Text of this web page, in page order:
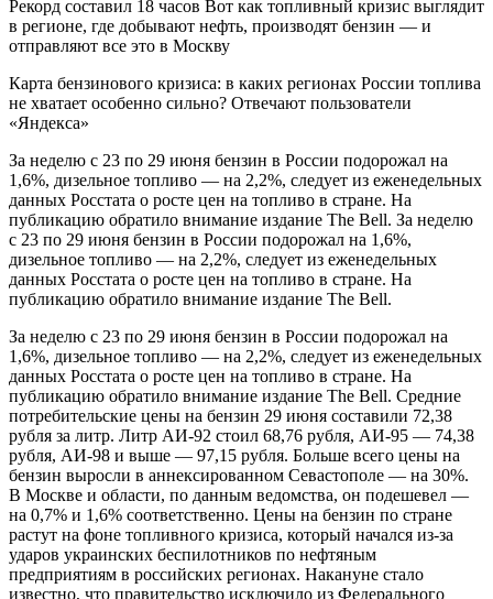
Рекорд составил 18 часов Вот как топливный кризис выглядит
в регионе, где добывают нефть, производят бензин — и
отправляют все это в Москву
Карта бензинового кризиса: в каких регионах России топлива
не хватает особенно сильно? Отвечают пользователи
«Яндекса»
За неделю с 23 по 29 июня бензин в России подорожал на
1,6%, дизельное топливо — на 2,2%, следует из еженедельных
данных Росстата о росте цен на топливо в стране. На
публикацию обратило внимание издание The Bell. За неделю
с 23 по 29 июня бензин в России подорожал на 1,6%,
дизельное топливо — на 2,2%, следует из еженедельных
данных Росстата о росте цен на топливо в стране. На
публикацию обратило внимание издание The Bell.
За неделю с 23 по 29 июня бензин в России подорожал на
1,6%, дизельное топливо — на 2,2%, следует из еженедельных
данных Росстата о росте цен на топливо в стране. На
публикацию обратило внимание издание The Bell. Средние
потребительские цены на бензин 29 июня составили 72,38
рубля за литр. Литр АИ-92 стоил 68,76 рубля, АИ-95 — 74,38
рубля, АИ-98 и выше — 97,15 рубля. Больше всего цены на
бензин выросли в аннексированном Севастополе — на 30%.
В Москве и области, по данным ведомства, он подешевел —
на 0,7% и 1,6% соответственно. Цены на бензин по стране
растут на фоне топливного кризиса, который начался из-за
ударов украинских беспилотников по нефтяным
предприятиям в российских регионах. Накануне стало
известно, что правительство исключило из Федерального